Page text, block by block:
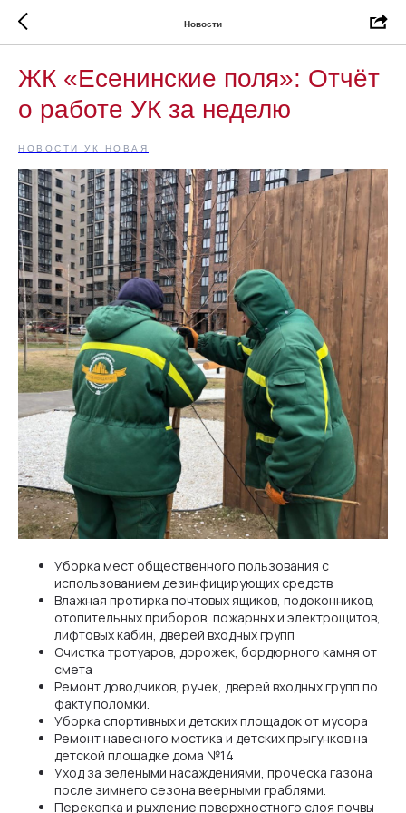
Новости
ЖК «Есенинские поля»: Отчёт
о работе УК за неделю
НОВОСТИ УК НОВАЯ
Уборка мест общественного пользования с
использованием дезинфицирующих средств
Влажная протирка почтовых ящиков, подоконников,
отопительных приборов, пожарных и электрощитов,
лифтовых кабин, дверей входных групп
Очистка тротуаров, дорожек, бордюрного камня от
смета
Ремонт доводчиков, ручек, дверей входных групп по
факту поломки.
Уборка спортивных и детских площадок от мусора
Ремонт навесного мостика и детских прыгунков на
детской площадке дома №14
Уход за зелёными насаждениями, прочёска газона
после зимнего сезона веерными граблями.
Перекопка и рыхление поверхностного слоя почвы